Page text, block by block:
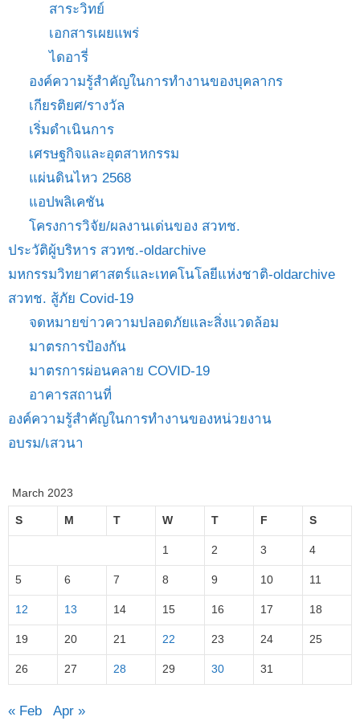
สาระวิทย์
เอกสารเผยแพร่
ไดอารี่
องค์ความรู้สำคัญในการทำงานของบุคลากร
เกียรติยศ/รางวัล
เริ่มดำเนินการ
เศรษฐกิจและอุตสาหกรรม
แผ่นดินไหว 2568
แอปพลิเคชัน
โครงการวิจัย/ผลงานเด่นของ สวทช.
ประวัติผู้บริหาร สวทช.-oldarchive
มหกรรมวิทยาศาสตร์และเทคโนโลยีแห่งชาติ-oldarchive
สวทช. สู้ภัย Covid-19
จดหมายข่าวความปลอดภัยและสิ่งแวดล้อม
มาตรการป้องกัน
มาตรการผ่อนคลาย COVID-19
อาคารสถานที่
องค์ความรู้สำคัญในการทำงานของหน่วยงาน
อบรม/เสวนา
March 2023
S M T W T F S
1 2 3 4
5 6 7 8 9 10 11
12 13 14 15 16 17 18
19 20 21 22 23 24 25
26 27 28 29 30 31
« Feb Apr »